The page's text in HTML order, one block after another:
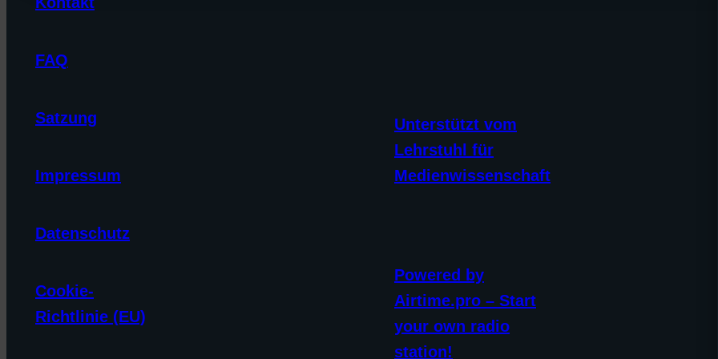
FAQ
Satzung
Impressum
Datenschutz
Cookie-
Richtlinie (EU)
Unterstützt vom
Lehrstuhl für
Medienwissenschaft
Powered by
Airtime.pro – Start
your own radio
station!